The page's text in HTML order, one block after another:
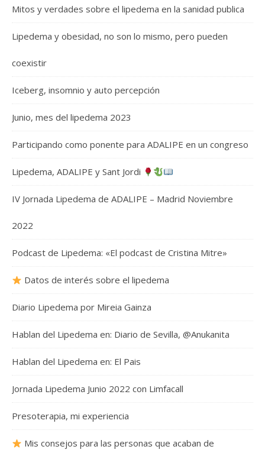
Mitos y verdades sobre el lipedema en la sanidad publica
Lipedema y obesidad, no son lo mismo, pero pueden
coexistir
Iceberg, insomnio y auto percepción
Junio, mes del lipedema 2023
Participando como ponente para ADALIPE en un congreso
Lipedema, ADALIPE y Sant Jordi
IV Jornada Lipedema de ADALIPE – Madrid Noviembre
2022
Podcast de Lipedema: «El podcast de Cristina Mitre»
Datos de interés sobre el lipedema
Diario Lipedema por Mireia Gainza
Hablan del Lipedema en: Diario de Sevilla, @Anukanita
Hablan del Lipedema en: El Pais
Jornada Lipedema Junio 2022 con Limfacall
Presoterapia, mi experiencia
Mis consejos para las personas que acaban de